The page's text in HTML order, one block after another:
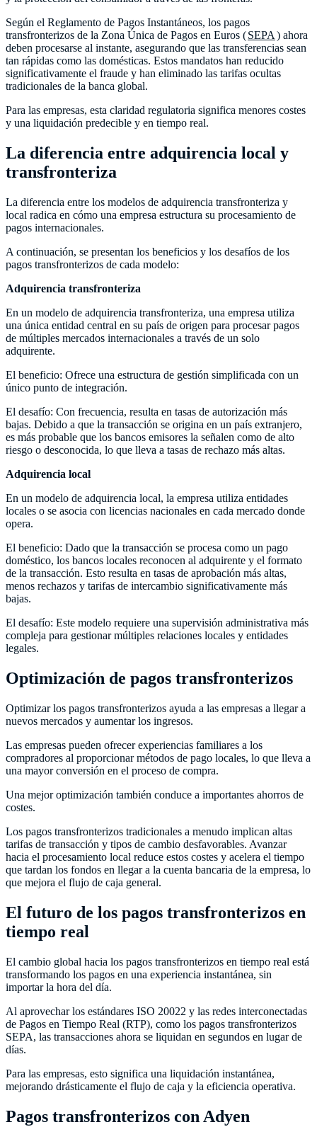
Según el Reglamento de Pagos Instantáneos, los pagos
transfronterizos de la Zona Única de Pagos en Euros (SEPA ) ahora
deben procesarse al instante, asegurando que las transferencias sean
tan rápidas como las domésticas. Estos mandatos han reducido
significativamente el fraude y han eliminado las tarifas ocultas
tradicionales de la banca global.
Para las empresas, esta claridad regulatoria significa menores costes
y una liquidación predecible y en tiempo real.
La diferencia entre adquirencia local y
transfronteriza
La diferencia entre los modelos de adquirencia transfronteriza y
local radica en cómo una empresa estructura su procesamiento de
pagos internacionales.
A continuación, se presentan los beneficios y los desafíos de los
pagos transfronterizos de cada modelo:
Adquirencia transfronteriza
En un modelo de adquirencia transfronteriza, una empresa utiliza
una única entidad central en su país de origen para procesar pagos
de múltiples mercados internacionales a través de un solo
adquirente.
El beneficio: Ofrece una estructura de gestión simplificada con un
único punto de integración.
El desafío: Con frecuencia, resulta en tasas de autorización más
bajas. Debido a que la transacción se origina en un país extranjero,
es más probable que los bancos emisores la señalen como de alto
riesgo o desconocida, lo que lleva a tasas de rechazo más altas.
Adquirencia local
En un modelo de adquirencia local, la empresa utiliza entidades
locales o se asocia con licencias nacionales en cada mercado donde
opera.
El beneficio: Dado que la transacción se procesa como un pago
doméstico, los bancos locales reconocen al adquirente y el formato
de la transacción. Esto resulta en tasas de aprobación más altas,
menos rechazos y tarifas de intercambio significativamente más
bajas.
El desafío: Este modelo requiere una supervisión administrativa más
compleja para gestionar múltiples relaciones locales y entidades
legales.
Optimización de pagos transfronterizos
Optimizar los pagos transfronterizos ayuda a las empresas a llegar a
nuevos mercados y aumentar los ingresos.
Las empresas pueden ofrecer experiencias familiares a los
compradores al proporcionar métodos de pago locales, lo que lleva a
una mayor conversión en el proceso de compra.
Una mejor optimización también conduce a importantes ahorros de
costes.
Los pagos transfronterizos tradicionales a menudo implican altas
tarifas de transacción y tipos de cambio desfavorables. Avanzar
hacia el procesamiento local reduce estos costes y acelera el tiempo
que tardan los fondos en llegar a la cuenta bancaria de la empresa, lo
que mejora el flujo de caja general.
El futuro de los pagos transfronterizos en
tiempo real
El cambio global hacia los pagos transfronterizos en tiempo real está
transformando los pagos en una experiencia instantánea, sin
importar la hora del día.
Al aprovechar los estándares ISO 20022 y las redes interconectadas
de Pagos en Tiempo Real (RTP), como los pagos transfronterizos
SEPA, las transacciones ahora se liquidan en segundos en lugar de
días.
Para las empresas, esto significa una liquidación instantánea,
mejorando drásticamente el flujo de caja y la eficiencia operativa.
Pagos transfronterizos con Adyen